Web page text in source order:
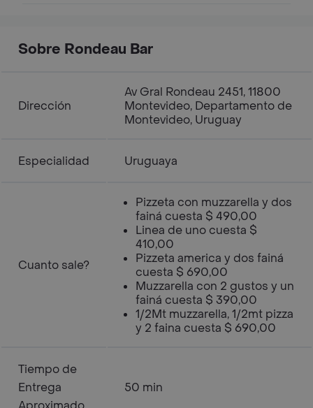
Sobre Rondeau Bar
Dirección
Av Gral Rondeau 2451, 11800
Montevideo, Departamento de
Montevideo, Uruguay
Especialidad Uruguaya
Cuanto sale?
Pizzeta con muzzarella y dos
fainá cuesta $ 490,00
Linea de uno cuesta $
410,00
Pizzeta america y dos fainá
cuesta $ 690,00
Muzzarella con 2 gustos y un
fainá cuesta $ 390,00
1/2Mt muzzarella, 1/2mt pizza
y 2 faina cuesta $ 690,00
Tiempo de
Entrega
50 min